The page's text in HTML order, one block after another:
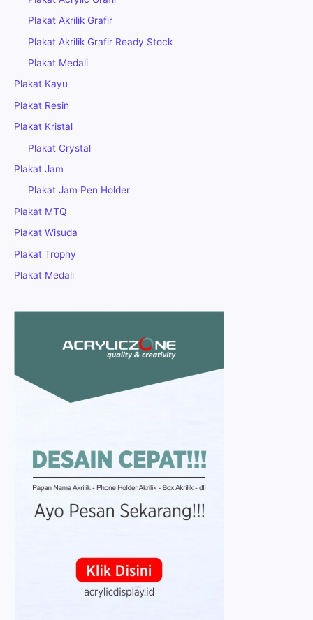
Plakat Akrilik Grafir
Plakat Akrilik Grafir Ready Stock
Plakat Medali
Plakat Kayu
Plakat Resin
Plakat Kristal
Plakat Crystal
Plakat Jam
Plakat Jam Pen Holder
Plakat MTQ
Plakat Wisuda
Plakat Trophy
Plakat Medali